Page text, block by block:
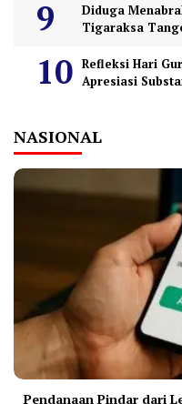
Diduga
Tigaraksa
Refleksi Hari
Apresiasi
NASIONAL
Pendanaan Pindar dari